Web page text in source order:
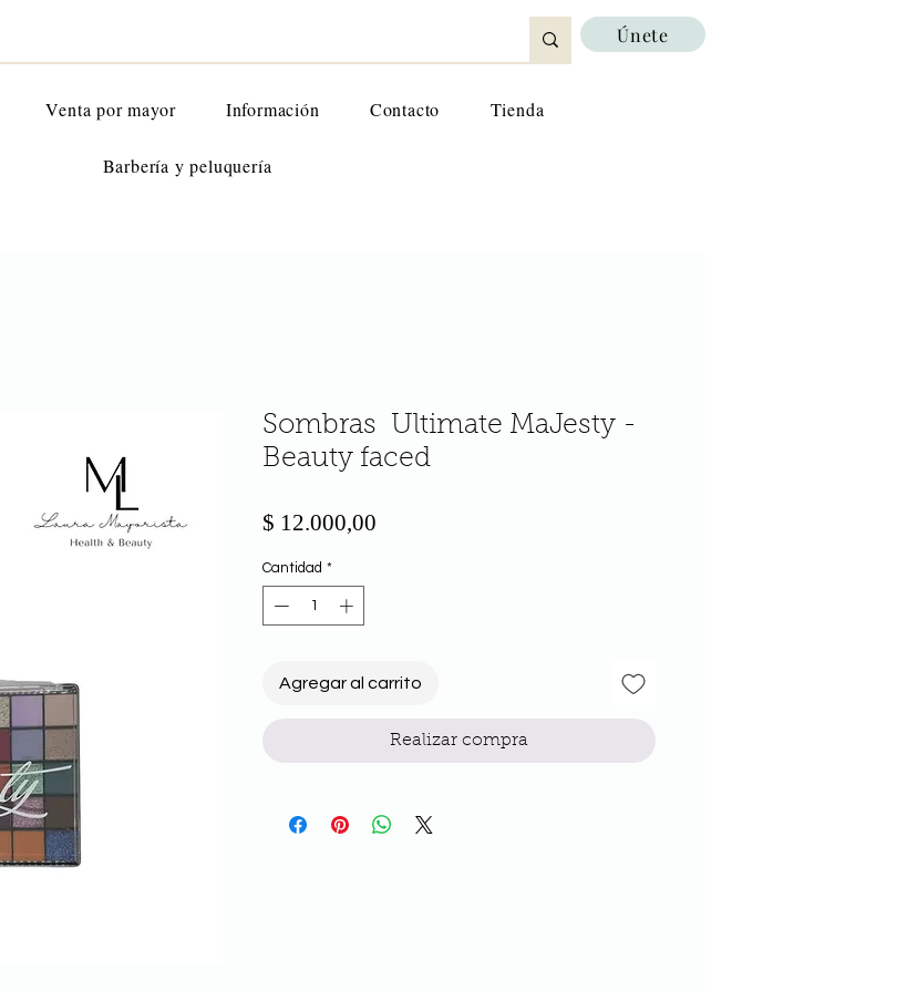
Únete
Venta por mayor Información Contacto Tienda
Barbería y peluquería
Sombras Ultimate MaJesty -
Beauty faced
$ 12.000,00
Cantidad *
Agregar al carrito
Realizar compra